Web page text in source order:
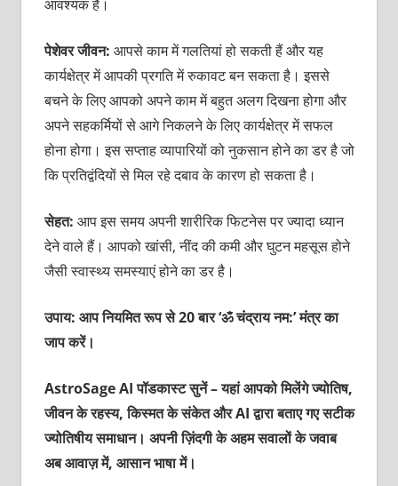
आवश्‍यक है।
पेशेवर जीवन: आपसे काम में गलतियां हो सकती हैं और यह
कार्यक्षेत्र में आपकी प्रगति में रुकावट बन सकता है। इससे
बचने के लिए आपको अपने काम में बहुत अलग दिखना होगा और
अपने सहकर्मियों से आगे निकलने के लिए कार्यक्षेत्र में सफल
होना होगा। इस सप्‍ताह व्‍यापारियों को नुकसान होने का डर है जो
कि प्रतिद्वंदियों से मिल रहे दबाव के कारण हो सकता है।
सेहत: आप इस समय अपनी शारीरिक फिटनेस पर ज्‍यादा ध्‍यान
देने वाले हैं। आपको खांसी, नींद की कमी और घुटन महसूस होने
जैसी स्‍वास्‍थ्‍य समस्‍याएं होने का डर है।
उपाय: आप नियमित रूप से 20 बार ‘ॐ चंद्राय नम:’ मंत्र का
जाप करें।
AstroSage AI पॉडकास्ट सुनें – यहां आपको मिलेंगे ज्योतिष,
जीवन के रहस्य, किस्मत के संकेत और AI द्वारा बताए गए सटीक
ज्योतिषीय समाधान। अपनी ज़िंदगी के अहम सवालों के जवाब
अब आवाज़ में, आसान भाषा में।